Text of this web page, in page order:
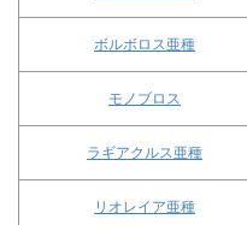
ボルボロス亜種
モノブロス
ラギアクルス亜種
リオレイア亜種